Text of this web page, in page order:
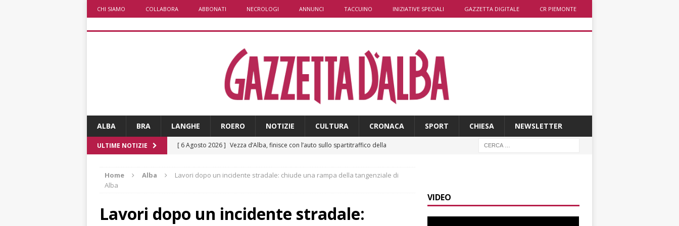
CHI SIAMO COLLABORA ABBONATI NECROLOGI ANNUNCI TACCUINO INIZIATIVE SPECIALI GAZZETTA DIGITALE CR PIEMONTE
ALBA BRA LANGHE ROERO NOTIZIE CULTURA CRONACA SPORT CHIESA NEWSLETTER
ULTIME NOTIZIE [ 6 Agosto 2026 ] Vezza d’Alba, finisce con l’auto sullo spartitraffico della
[ 6 Agosto 2026 ] La bella stagione riporta l’allarme sulle strade: cresce il
[ 6 Agosto 2026 ] Piemonte punta sull’automotive con le Aree di Accelerazione
Home Alba
Lavori dopo un incidente stradale: chiude una rampa della tangenziale di
Alba
Lavori dopo un incidente stradale:
VIDEO